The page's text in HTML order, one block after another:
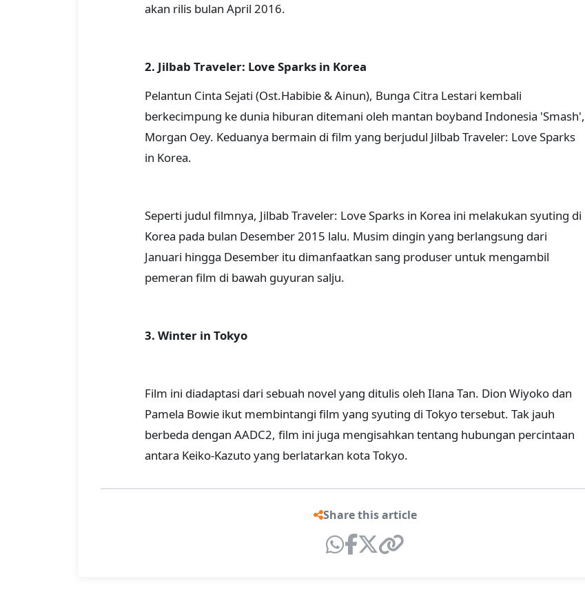
akan rilis bulan April 2016.
2. Jilbab Traveler: Love Sparks in Korea
Pelantun Cinta Sejati (Ost.Habibie & Ainun), Bunga Citra Lestari kembali
berkecimpung ke dunia hiburan ditemani oleh mantan boyband Indonesia 'Smash',
Morgan Oey. Keduanya bermain di film yang berjudul Jilbab Traveler: Love Sparks
in Korea.
Seperti judul filmnya, Jilbab Traveler: Love Sparks in Korea ini melakukan syuting di
Korea pada bulan Desember 2015 lalu. Musim dingin yang berlangsung dari
Januari hingga Desember itu dimanfaatkan sang produser untuk mengambil
pemeran film di bawah guyuran salju.
3. Winter in Tokyo
Film ini diadaptasi dari sebuah novel yang ditulis oleh Ilana Tan. Dion Wiyoko dan
Pamela Bowie ikut membintangi film yang syuting di Tokyo tersebut. Tak jauh
berbeda dengan AADC2, film ini juga mengisahkan tentang hubungan percintaan
antara Keiko-Kazuto yang berlatarkan kota Tokyo.
Share this article